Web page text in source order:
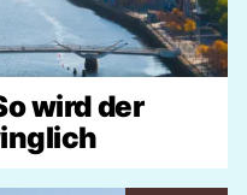
wird der